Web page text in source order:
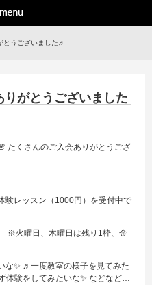
とうございました♬
がとうございました
たくさんのご入会ありがとうござ
験レッスン（1000円）を受付中で
※火曜日、木曜日は残り1枠、金
な✨ ♬一度教室の様子を見てみた
体験をしてみたいな✨ などなど…